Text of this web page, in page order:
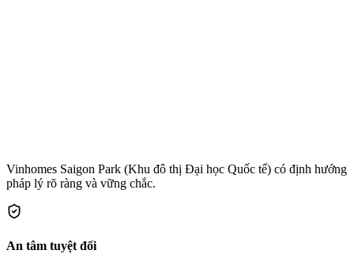
Vinhomes Saigon Park (Khu đô thị Đại học Quốc tế) có định hướng
pháp lý rõ ràng và vững chắc.
An tâm tuyệt đối